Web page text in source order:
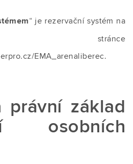
“ je rezervační systém na
stránce
EMA_arenaliberec.
základ
osobních